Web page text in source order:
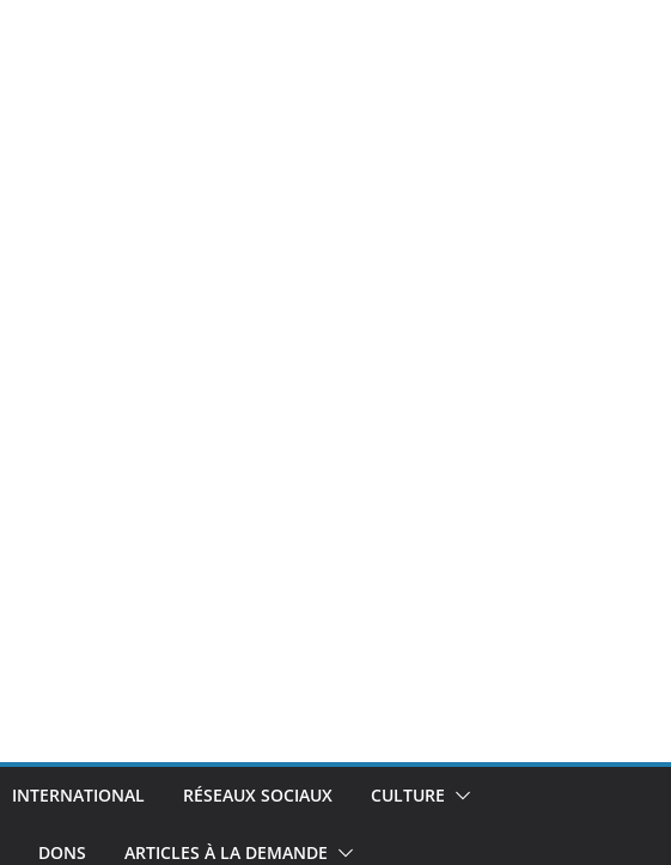
INTERNATIONAL RÉSEAUX SOCIAUX CULTURE
DONS ARTICLES À LA DEMANDE